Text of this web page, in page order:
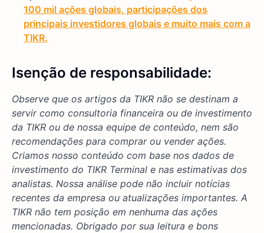
100 mil ações globais, participações dos
principais investidores globais e muito mais com a
TIKR.
Isenção de responsabilidade:
Observe que os artigos da TIKR não se destinam a
servir como consultoria financeira ou de investimento
da TIKR ou de nossa equipe de conteúdo, nem são
recomendações para comprar ou vender ações.
Criamos nosso conteúdo com base nos dados de
investimento do TIKR Terminal e nas estimativas dos
analistas. Nossa análise pode não incluir notícias
recentes da empresa ou atualizações importantes. A
TIKR não tem posição em nenhuma das ações
mencionadas. Obrigado por sua leitura e bons